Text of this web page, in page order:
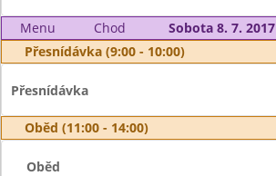
Menu Chod
Sobota 8. 7. 2017
Přesnídávka (9:00 - 10:00)
Přesnídávka
Oběd (11:00 - 14:00)
Oběd